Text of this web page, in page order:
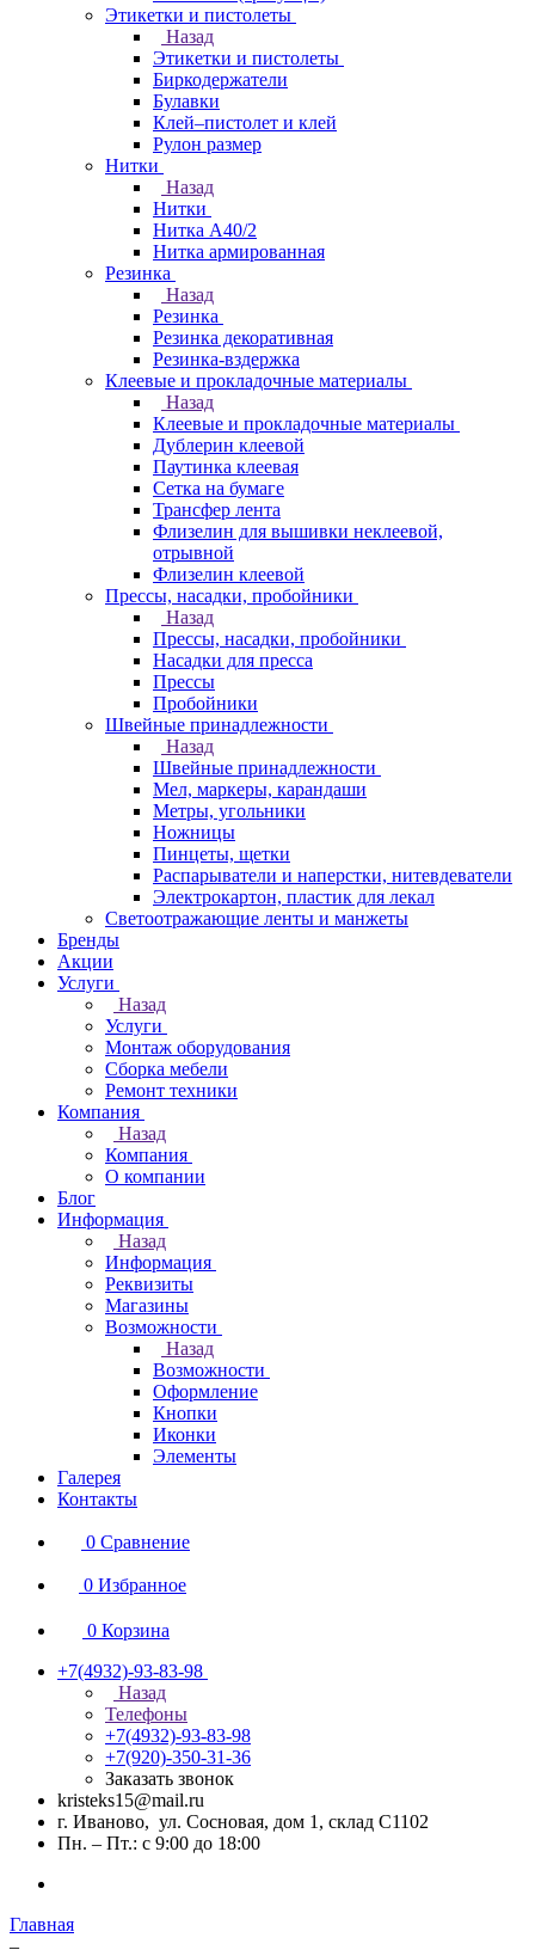
Этикетки и пистолеты
Назад
Этикетки и пистолеты
Биркодержатели
Булавки
Клей–пистолет и клей
Рулон размер
Нитки
Назад
Нитки
Нитка А40/2
Нитка армированная
Резинка
Назад
Резинка
Резинка декоративная
Резинка-вздержка
Клеевые и прокладочные материалы
Назад
Клеевые и прокладочные материалы
Дублерин клеевой
Паутинка клеевая
Сетка на бумаге
Трансфер лента
Флизелин для вышивки неклеевой,
отрывной
Флизелин клеевой
Прессы, насадки, пробойники
Назад
Прессы, насадки, пробойники
Насадки для пресса
Прессы
Пробойники
Швейные принадлежности
Назад
Швейные принадлежности
Мел, маркеры, карандаши
Метры, угольники
Ножницы
Пинцеты, щетки
Распарыватели и наперстки, нитевдеватели
Электрокартон, пластик для лекал
Светоотражающие ленты и манжеты
Бренды
Акции
Услуги
Назад
Услуги
Монтаж оборудования
Сборка мебели
Ремонт техники
Компания
Назад
Компания
О компании
Блог
Информация
Назад
Информация
Реквизиты
Магазины
Возможности
Назад
Возможности
Оформление
Кнопки
Иконки
Элементы
Галерея
Контакты
0 Сравнение
0 Избранное
0 Корзина
+7(4932)-93-83-98
Назад
Телефоны
+7(4932)-93-83-98
+7(920)-350-31-36
Заказать звонок
kristeks15@mail.ru
г. Иваново, ул. Сосновая, дом 1, склад С1102
Пн. – Пт.: с 9:00 до 18:00
Главная
–